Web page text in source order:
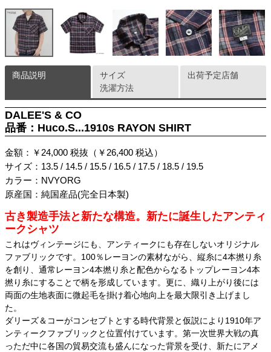
商品説明
DALEE'S & CO
品番：Huco.S...1910s RAYON SHIRT
金額：￥24,000 税抜（￥26,400 税込）
サイズ：13.5 / 14.5 / 15.5 / 16.5 / 17.5 / 18.5 / 19.5
カラー：NVYORG
原産国：純国産品(完全日本製)
古き製造手法と新たな構造。新たに誕生したアンティ
ークシャツ
これはヴィンテージにも、アンティークにも存在しないオリジナル
ファブリックです。100％レーヨンの素材ながら、縦糸に4本撚り糸
を創り、通常レーヨン4本撚り糸と配色からなるトップレーヨン4本
撚り糸にすることで柄を形成しています。更に、織り上がり後には
両面の生地表面に微起毛を掛け着心地向上を最大限引き上げまし
た。
ダリーズ＆コーがコンセプトとする時代背景と仮説により1910年ア
ンティークファブリックと位置付けています。第一次世界大戦の真
っただ中に各国の貿易交流も盛んになった背景を受け、新たにアメ
サイズ
洗濯方法
出荷予定店舗